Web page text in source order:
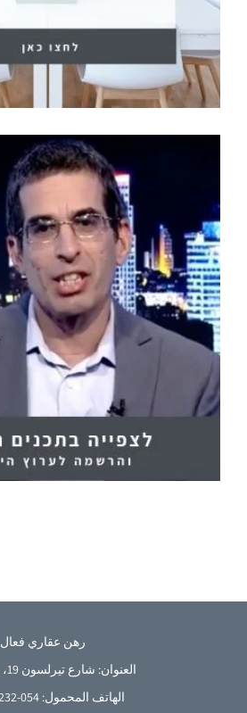
رهن عقاري فعال
العنوان: شارع تيرلسون 19، بتاح تكفا
الهاتف المحمول: 054-5232-799